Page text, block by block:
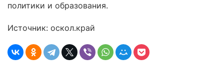
политики и образования.
Источник: оскол.край